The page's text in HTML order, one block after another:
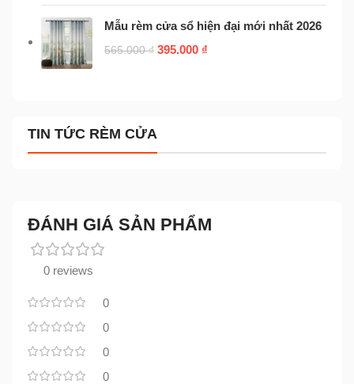
Mẫu rèm cửa sổ hiện đại mới nhất 2026
565.000₫ 395.000 ₫
TIN TỨC RÈM CỬA
ĐÁNH GIÁ SẢN PHẨM
0 reviews
0
0
0
0